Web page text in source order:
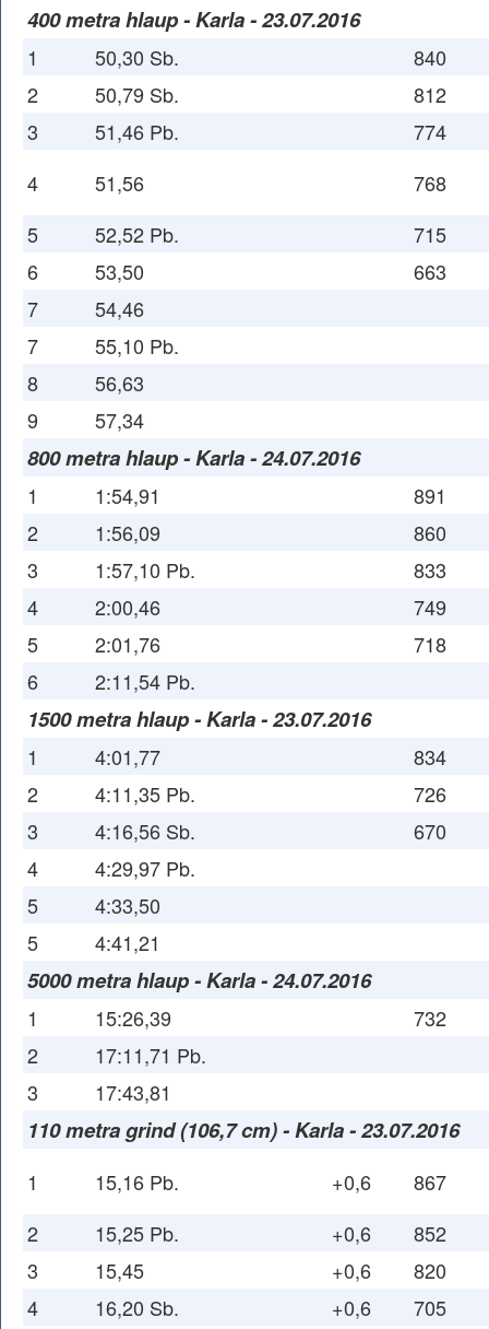
400 metra hlaup - Karla - 23.07.2016
1 50,30 Sb.
840
2
50,79 Sb.
812
3
51,46 Pb.
774
4
51,56
768
5
52,52 Pb.
715
6
53,50
663
7
54,46
7
55,10 Pb.
8
56,63
9
57,34
800 metra hlaup - Karla - 24.07.2016
1 1:54,91
891
2
1:56,09
860
3
1:57,10 Pb.
833
4
2:00,46
749
5
2:01,76
718
6
2:11,54 Pb.
1500 metra hlaup - Karla - 23.07.2016
1 4:01,77
834
2
4:11,35 Pb.
726
3
4:16,56 Sb.
670
4
4:29,97 Pb.
5
4:33,50
5
4:41,21
5000 metra hlaup - Karla - 24.07.2016
1 15:26,39
732
2
17:11,71 Pb.
3
17:43,81
110 metra grind (106,7 cm) - Karla - 23.07.2016
1 15,16 Pb. +0,6
867
2
15,25 Pb. +0,6
852
3
15,45 +0,6
820
4
16,20 Sb. +0,6 705